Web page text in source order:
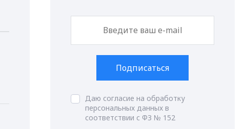
Подписаться
Даю согласие на обработку
персональных данных в
соответствии с ФЗ № 152